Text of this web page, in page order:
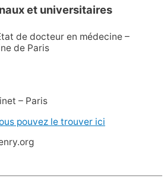
et universitaires
de docteur en médecine –
de Paris
– Paris
pouvez le trouver ici